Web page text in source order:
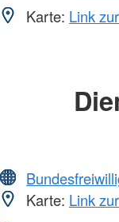
Karte: Link
Karte: Link